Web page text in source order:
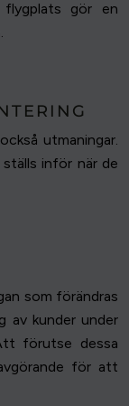
gör en
utmaningar.
inför när de
som förändras
av kunder under
förutse dessa
för att